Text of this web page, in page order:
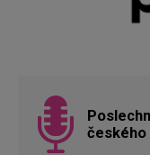
českého